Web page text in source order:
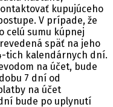
kupujúceho
V prípade, že
celú sumu kúpnej
späť na jeho
tich kalendárnych dní.
na účet, bude
7 dní od
na účet
bude po uplynutí